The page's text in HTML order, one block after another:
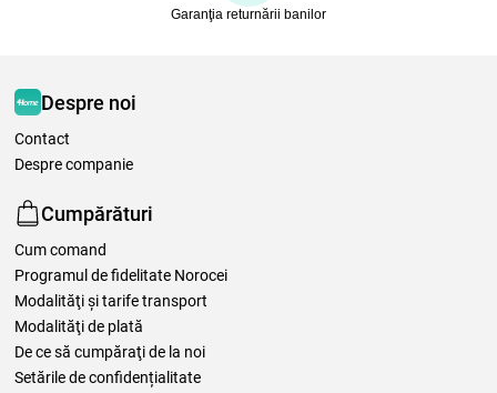
Garanţia returnării banilor
Despre noi
Contact
Despre companie
Cumpărături
Cum comand
Programul de fidelitate Norocei
Modalităţi şi tarife transport
Modalităţi de plată
De ce să cumpăraţi de la noi
Setările de confidențialitate